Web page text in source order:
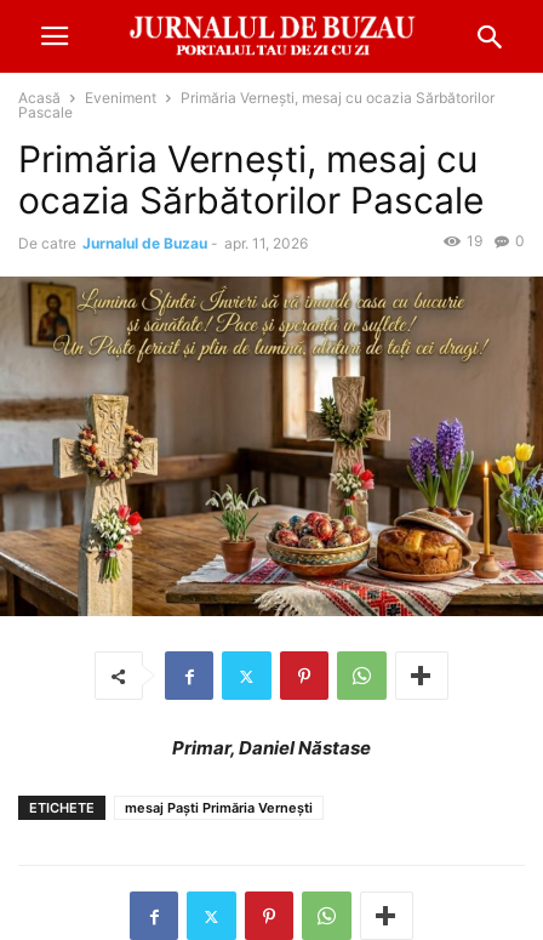
Acasă Eveniment
Primăria Vernești, mesaj cu ocazia Sărbătorilor
Pascale
Primăria Vernești, mesaj cu
ocazia Sărbătorilor Pascale
De catre Jurnalul de Buzau - apr. 11, 2026 0
19
Primar, Daniel Năstase
ETICHETE mesaj Paști Primăria Vernești